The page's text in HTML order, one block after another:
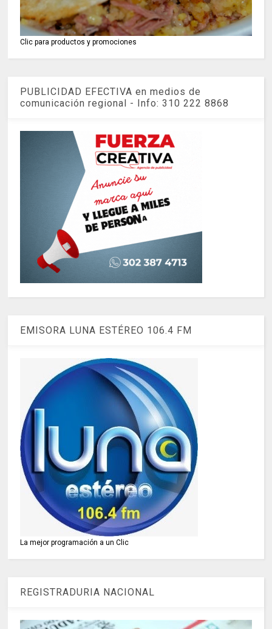
Clic para productos y promociones
PUBLICIDAD EFECTIVA en medios de
comunicación regional - Info: 310 222 8868
EMISORA LUNA ESTÉREO 106.4 FM
La mejor programación a un Clic
REGISTRADURIA NACIONAL